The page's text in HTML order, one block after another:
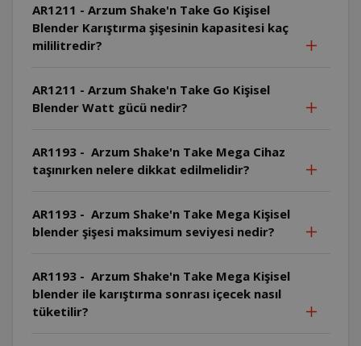
AR1211 - Arzum Shake'n Take Go Kişisel
Blender Karıştırma şişesinin kapasitesi kaç
mililitredir?
AR1211 - Arzum Shake'n Take Go Kişisel
Blender Watt gücü nedir?
AR1193 - Arzum Shake'n Take Mega Cihaz
taşınırken nelere dikkat edilmelidir?
AR1193 - Arzum Shake'n Take Mega Kişisel
blender şişesi maksimum seviyesi nedir?
AR1193 - Arzum Shake'n Take Mega Kişisel
blender ile karıştırma sonrası içecek nasıl
tüketilir?